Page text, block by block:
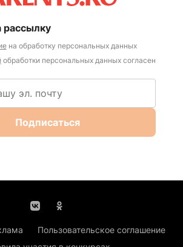
рассылку
на обработку персональных данных
обработки персональных данных согласен
Подписаться
Пользовательское соглашение